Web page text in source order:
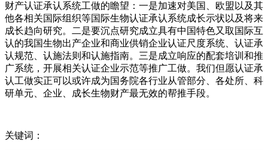
财产认证承认系统工做的瞻望：一是加速对美国、欧盟以及其
他各相关国际组织等国际生物认证承认系统成长示状以及将来
成长趋向研究。二是要沉点研究成立具有中国特色又取国际互
认的我国生物出产企业和商业供销企业认证尺度系统、认证承
认规范、认施法则和认施指南。三是成立响应的配套培训和推
广系统，开展相关认证企业示范等推广工做。我们但愿认证承
认工做实正可以或许成为国务院各行业从管部分、各处所、科
研单元、企业、成长生物财产最无效的帮推手段。
关键词：